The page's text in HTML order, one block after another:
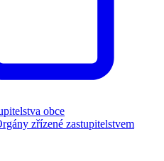
obce
zřízené zastupitelstvem